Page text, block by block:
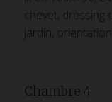
chevet, dressing
jardin, orientation
Chambre 4